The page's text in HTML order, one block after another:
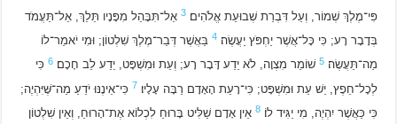
פִּי־מֶלֶךְ שְׁמוֹר, וְעַל דִּבְרַת שְׁבוּעַת אֱלֹהִים׃3 אַל־תִּבָּהֵל מִפָּנָיו תֵּלֵךְ, אַל־תַּעֲמֹד
בְּדָבָר רָע; כִּי כָּל־אֲשֶׁר יַחְפֹּץ יַעֲשֶׂה׃4 בַּאֲשֶׁר דְּבַר־מֶלֶךְ שִׁלְטוֹן; וּמִי יֹאמַר־לוֹ
מַה־תַּעֲשֶׂה׃5 שׁוֹמֵר מִצְוָה, לֹא יֵדַע דָּבָר רָע; וְעֵת וּמִשְׁפָּט, יֵדַע לֵב חָכָם׃6 כִּי
לְכָל־חֵפֶץ, יֵשׁ עֵת וּמִשְׁפָּט; כִּי־רָעַת הָאָדָם רַבָּה עָלָיו׃ 7 כִּי־אֵינֶנּוּ יֹדֵעַ מַה־שֶּׁיִּהְיֶה;
כִּי כַּאֲשֶׁר יִהְיֶה, מִי יַגִּיד לוֹ׃8 אֵין אָדָם שַׁלִּיט בָּרוּחַ לִכְלוֹא אֶת־הָרוּחַ, וְאֵין שִׁלְטוֹן